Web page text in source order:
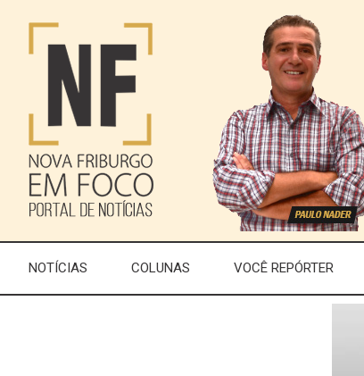
NOTÍCIAS COLUNAS VOCÊ REPÓRTER